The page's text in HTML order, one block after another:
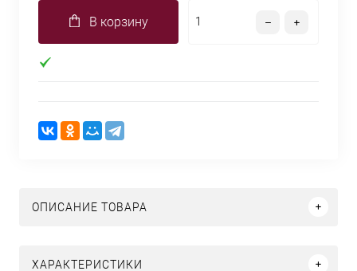
В корзину
ОПИСАНИЕ ТОВАРА
ХАРАКТЕРИСТИКИ